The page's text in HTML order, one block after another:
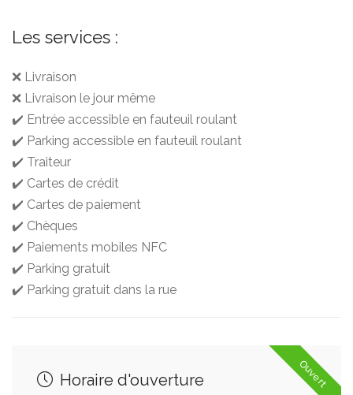
Les services :
❌ Livraison
❌ Livraison le jour même
✔️ Entrée accessible en fauteuil roulant
✔️ Parking accessible en fauteuil roulant
✔️ Traiteur
✔️ Cartes de crédit
✔️ Cartes de paiement
✔️ Chèques
✔️ Paiements mobiles NFC
✔️ Parking gratuit
✔️ Parking gratuit dans la rue
Ouvert
Horaire d'ouverture